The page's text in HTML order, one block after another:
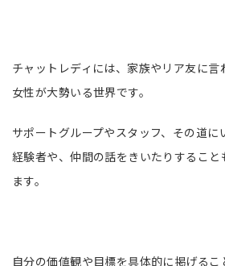
チャットレディには、家族やリア友に言
女性が大勢いる世界です。
サポートグループやスタッフ、その道に
経験者や、仲間の話をきいたりするこ
ます。
自分の価値観や目標を具体的に掲げる